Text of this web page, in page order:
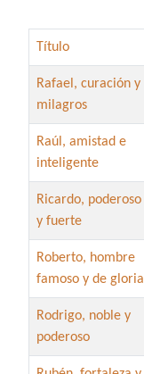
Título
Rafael, curación y
milagros
Raúl, amistad e
inteligente
Ricardo, poderoso
y fuerte
Roberto, hombre
famoso y de gloria
Rodrigo, noble y
poderoso